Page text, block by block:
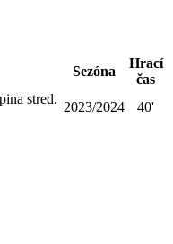
Sezóna
Hrací
čas
stred.
2023/2024 40'